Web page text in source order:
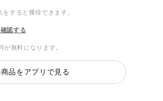
をすると獲得できます。
認する
無料になります。
商品をアプリで見る